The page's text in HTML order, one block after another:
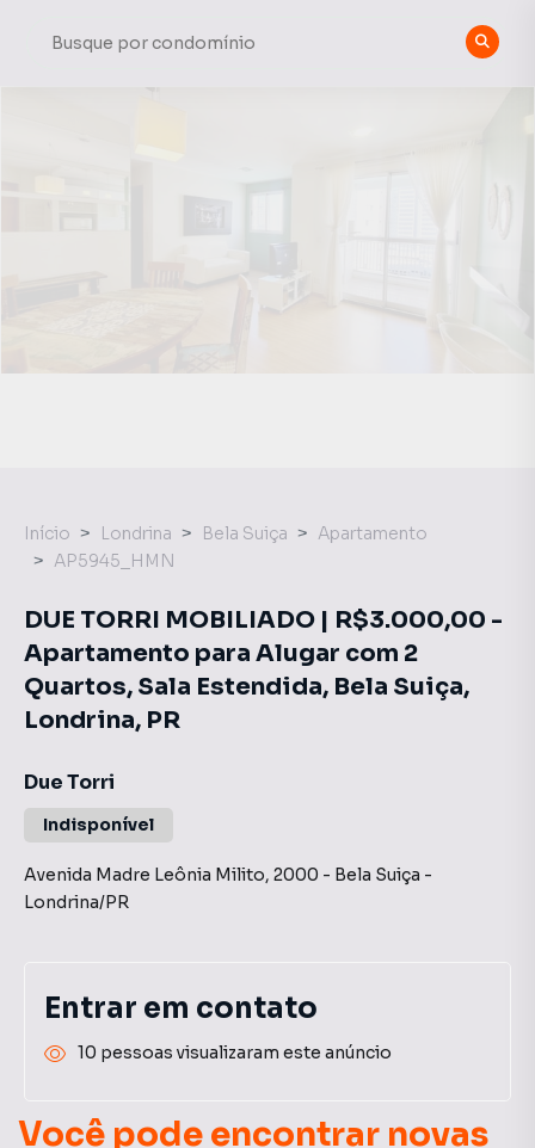
Você pode encontrar novas
Início Londrina Bela Suiça
Apartamento
AP5945_HMN
DUE TORRI MOBILIADO | R$3.000,00 -
Apartamento para Alugar com 2
Quartos, Sala Estendida, Bela Suiça,
Londrina, PR
Due Torri
Indisponível
Avenida Madre Leônia Milito, 2000 - Bela Suiça -
Londrina/PR
Entrar em contato
10 pessoas visualizaram este anúncio